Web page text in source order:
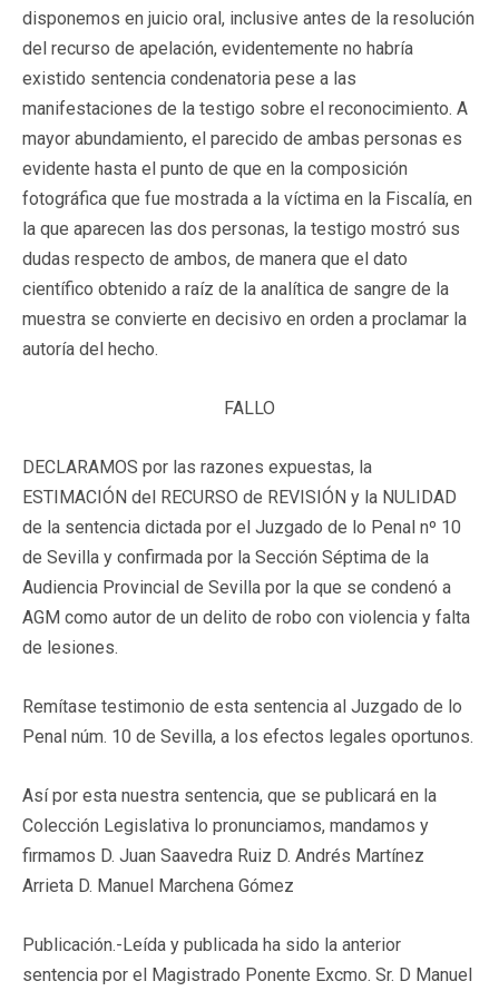
disponemos en juicio oral, inclusive antes de la resolución
del recurso de apelación, evidentemente no habría
existido sentencia condenatoria pese a las
manifestaciones de la testigo sobre el reconocimiento. A
mayor abundamiento, el parecido de ambas personas es
evidente hasta el punto de que en la composición
fotográfica que fue mostrada a la víctima en la Fiscalía, en
la que aparecen las dos personas, la testigo mostró sus
dudas respecto de ambos, de manera que el dato
científico obtenido a raíz de la analítica de sangre de la
muestra se convierte en decisivo en orden a proclamar la
autoría del hecho.
FALLO
DECLARAMOS por las razones expuestas, la
ESTIMACIÓN del RECURSO de REVISIÓN y la NULIDAD
de la sentencia dictada por el Juzgado de lo Penal nº 10
de Sevilla y confirmada por la Sección Séptima de la
Audiencia Provincial de Sevilla por la que se condenó a
AGM como autor de un delito de robo con violencia y falta
de lesiones.
Remítase testimonio de esta sentencia al Juzgado de lo
Penal núm. 10 de Sevilla, a los efectos legales oportunos.
Así por esta nuestra sentencia, que se publicará en la
Colección Legislativa lo pronunciamos, mandamos y
firmamos D. Juan Saavedra Ruiz D. Andrés Martínez
Arrieta D. Manuel Marchena Gómez
Publicación.-Leída y publicada ha sido la anterior
sentencia por el Magistrado Ponente Excmo. Sr. D Manuel